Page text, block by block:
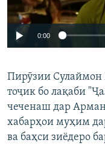
Auto
0:00
Пирӯзии
тоҷик бо лақаби
чеченаш дар
хабарҳои муҳим
ва баҳси зиёдеро